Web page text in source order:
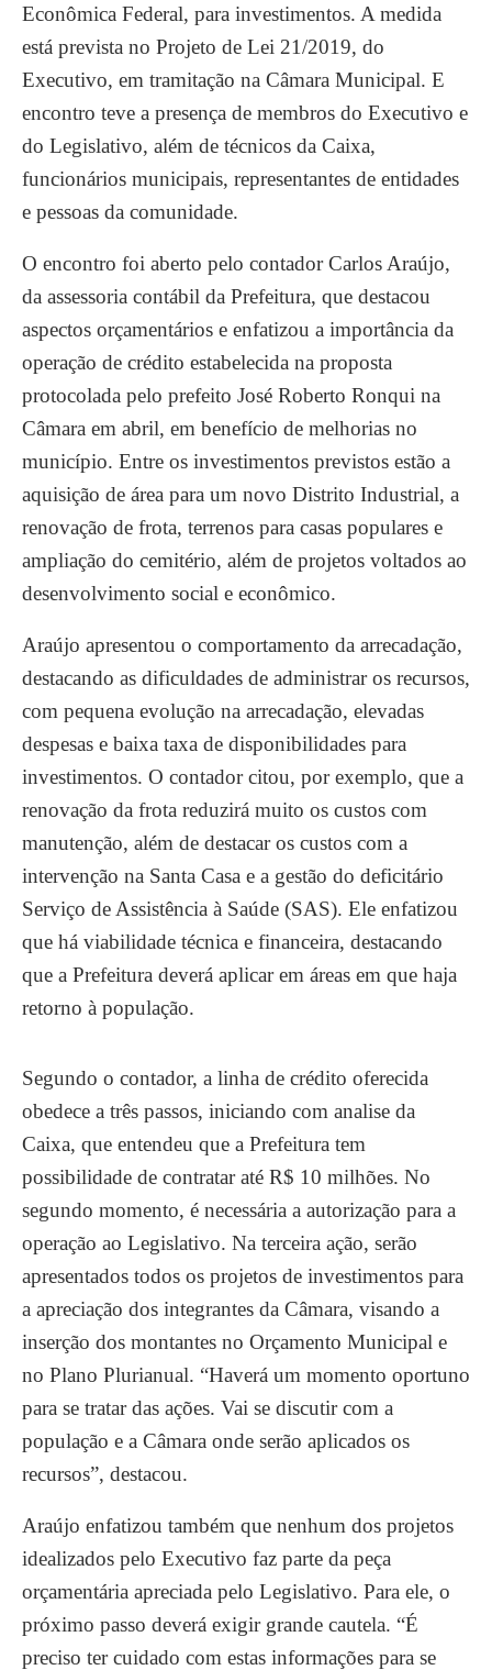
Econômica Federal, para investimentos. A medida
está prevista no Projeto de Lei 21/2019, do
Executivo, em tramitação na Câmara Municipal. E
encontro teve a presença de membros do Executivo e
do Legislativo, além de técnicos da Caixa,
funcionários municipais, representantes de entidades
e pessoas da comunidade.
O encontro foi aberto pelo contador Carlos Araújo,
da assessoria contábil da Prefeitura, que destacou
aspectos orçamentários e enfatizou a importância da
operação de crédito estabelecida na proposta
protocolada pelo prefeito José Roberto Ronqui na
Câmara em abril, em benefício de melhorias no
município. Entre os investimentos previstos estão a
aquisição de área para um novo Distrito Industrial, a
renovação de frota, terrenos para casas populares e
ampliação do cemitério, além de projetos voltados ao
desenvolvimento social e econômico.
Araújo apresentou o comportamento da arrecadação,
destacando as dificuldades de administrar os recursos,
com pequena evolução na arrecadação, elevadas
despesas e baixa taxa de disponibilidades para
investimentos. O contador citou, por exemplo, que a
renovação da frota reduzirá muito os custos com
manutenção, além de destacar os custos com a
intervenção na Santa Casa e a gestão do deficitário
Serviço de Assistência à Saúde (SAS). Ele enfatizou
que há viabilidade técnica e financeira, destacando
que a Prefeitura deverá aplicar em áreas em que haja
retorno à população.
Segundo o contador, a linha de crédito oferecida
obedece a três passos, iniciando com analise da
Caixa, que entendeu que a Prefeitura tem
possibilidade de contratar até R$ 10 milhões. No
segundo momento, é necessária a autorização para a
operação ao Legislativo. Na terceira ação, serão
apresentados todos os projetos de investimentos para
a apreciação dos integrantes da Câmara, visando a
inserção dos montantes no Orçamento Municipal e
no Plano Plurianual. “Haverá um momento oportuno
para se tratar das ações. Vai se discutir com a
população e a Câmara onde serão aplicados os
recursos”, destacou.
Araújo enfatizou também que nenhum dos projetos
idealizados pelo Executivo faz parte da peça
orçamentária apreciada pelo Legislativo. Para ele, o
próximo passo deverá exigir grande cautela. “É
preciso ter cuidado com estas informações para se